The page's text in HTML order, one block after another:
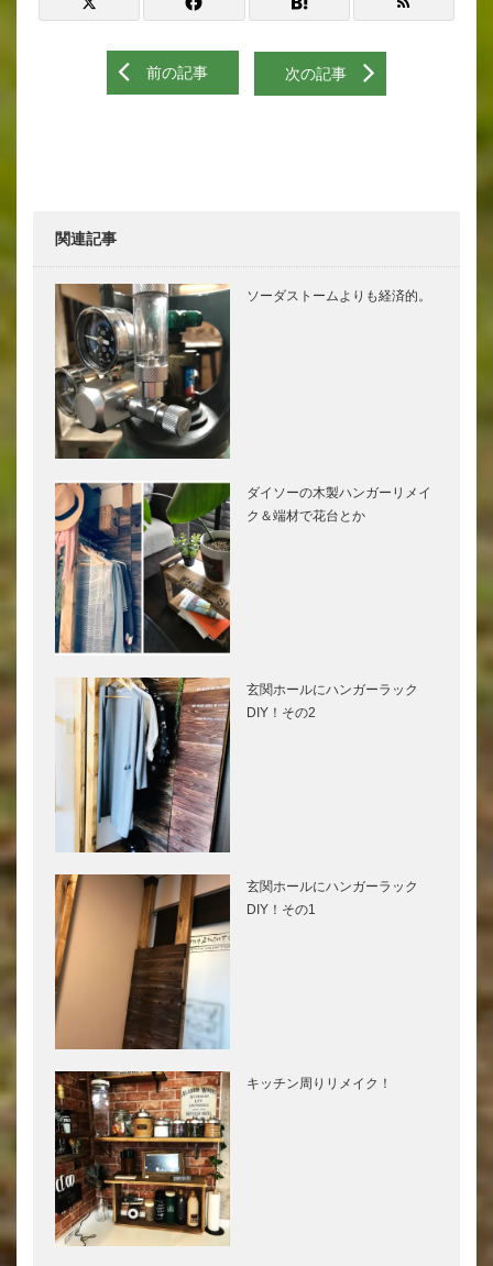
前の記事 次の記事
関連記事
ソーダストームよりも経済的。
ダイソーの木製ハンガーリメイ
ク＆端材で花台とか
玄関ホールにハンガーラック
DIY！その2
玄関ホールにハンガーラック
DIY！その1
キッチン周りリメイク！